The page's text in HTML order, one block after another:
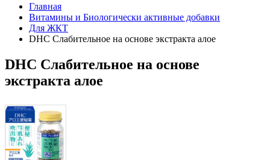
Главная
Витамины и Биологически активные добавки
Для ЖКТ
DHC Слабительное на основе экстракта алое
DHC Слабительное на основе
экстракта алое